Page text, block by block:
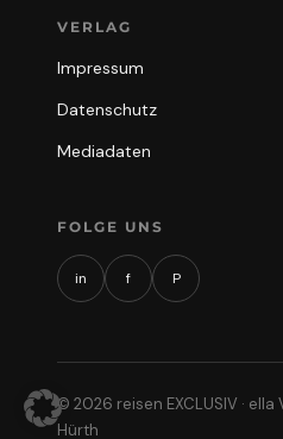
VERLAG
Impressum
Datenschutz
Mediadaten
FOLGE UNS
in f P
© 2026 reisen EXCLUSIV ·
Hürth